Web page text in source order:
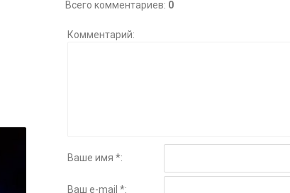
Всего комментариев: 0
Комментарий:
Ваше имя *:
Ваш e-mail *: